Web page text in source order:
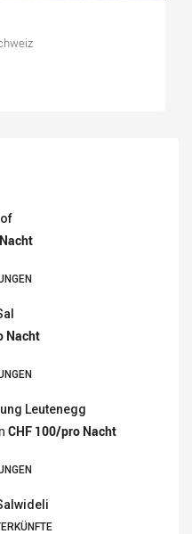
Nacht
Leutenegg
CHF 100/pro Nacht